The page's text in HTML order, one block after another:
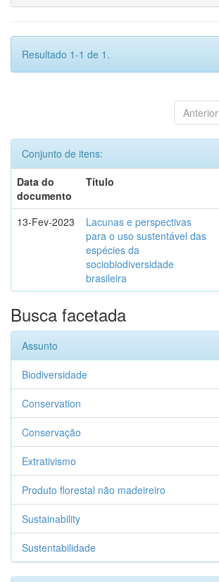
Resultado 1-1 de 1.
Anterior
Conjunto de itens:
Data do
documento
Título
13-Fev-2023
Lacunas e perspectivas
para o uso sustentável das
espécies da
sociobiodiversidade
brasileira
Busca facetada
Assunto
Biodiversidade
Conservation
Conservação
Extrativismo
Produto florestal não madeireiro
Sustainability
Sustentabilidade